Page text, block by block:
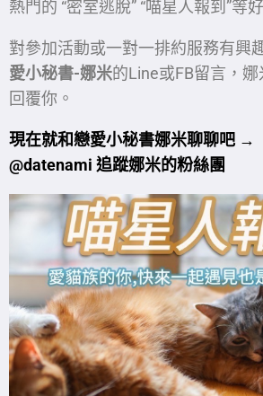
熱門的 “密室逃脫” “喵星人報到”等
對參加活動或一對一排約服務有興
愛小秘書-娜米的Line或FB留言，
回覆你。
現在就和戀愛小秘書娜米聊聊吧 →
@datenami 追蹤娜米的粉絲團